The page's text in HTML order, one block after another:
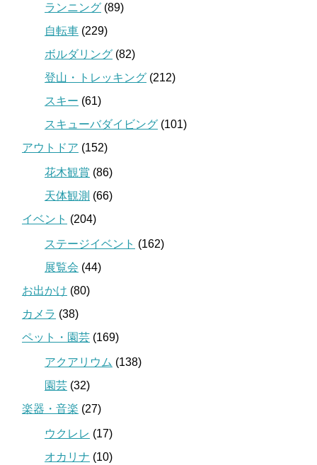
ランニング (89)
自転車 (229)
ボルダリング (82)
登山・トレッキング (212)
スキー (61)
スキューバダイビング (101)
アウトドア (152)
花木観賞 (86)
天体観測 (66)
イベント (204)
ステージイベント (162)
展覧会 (44)
お出かけ (80)
カメラ (38)
ペット・園芸 (169)
アクアリウム (138)
園芸 (32)
楽器・音楽 (27)
ウクレレ (17)
オカリナ (10)